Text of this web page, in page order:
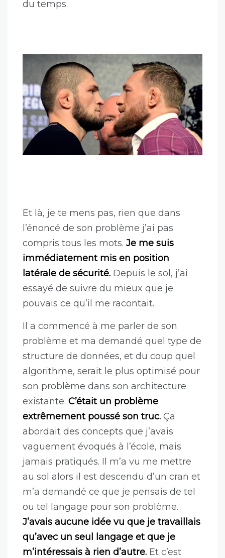
d’une autre boite m’entend dire de la
merde au loin et s’approche de moi.Il a
justement besoin de parler à un expert
pour l’un de ces problèmes. Et dans ma
grande bonté, j’accepte de lui accorder
du temps.
Et là, je te mens pas, rien que dans
l’énoncé de son problème j’ai pas
compris tous les mots.Je me suis
immédiatement mis en position
latérale de sécurité.Depuis le sol, j’ai
essayé de suivre du mieux que je
pouvais ce qu’il me racontait.
Il a commencé à me parler de son
problème et ma demandé quel type de
structure de données, et du coup quel
algorithme, serait le plus optimisé pour
son problème dans son architecture
existante.C’était un problème
extrêmement poussé son truc. Ça